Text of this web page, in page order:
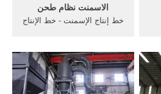
الاسمنت نظام طحن
خط إنتاج الإسمنت - خط الإنتاج
تكنولوجيا ...